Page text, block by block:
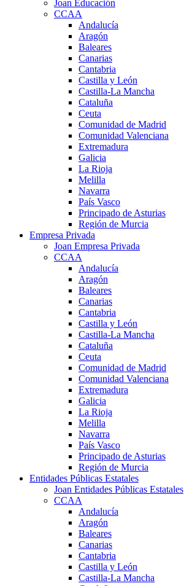
Joan Educación
CCAA
Andalucía
Aragón
Baleares
Canarias
Cantabria
Castilla y León
Castilla-La Mancha
Cataluña
Ceuta
Comunidad de Madrid
Comunidad Valenciana
Extremadura
Galicia
La Rioja
Melilla
Navarra
País Vasco
Principado de Asturias
Región de Murcia
Empresa Privada
Joan Empresa Privada
CCAA
Andalucía
Aragón
Baleares
Canarias
Cantabria
Castilla y León
Castilla-La Mancha
Cataluña
Ceuta
Comunidad de Madrid
Comunidad Valenciana
Extremadura
Galicia
La Rioja
Melilla
Navarra
País Vasco
Principado de Asturias
Región de Murcia
Entidades Públicas Estatales
Joan Entidades Públicas Estatales
CCAA
Andalucía
Aragón
Baleares
Canarias
Cantabria
Castilla y León
Castilla-La Mancha